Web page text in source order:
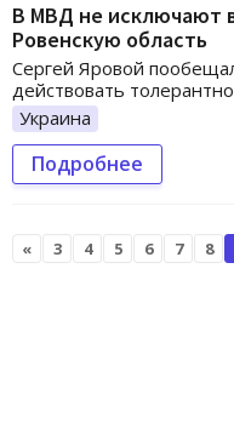
В МВД не исключают
Ровенскую область
Сергей Яровой
действовать
Украина
Подробнее
« 3 4 5 6 7 8